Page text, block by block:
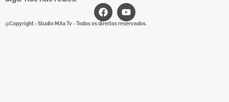
@Copyright - Studio MAx Tv - Todos os direitos reservados.